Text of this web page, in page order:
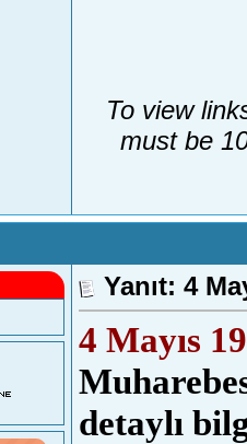
To view
must be
Yanıt: 4
4 Mayıs
detaylı